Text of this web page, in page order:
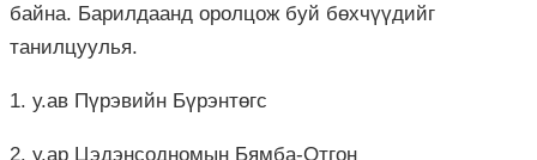
байна. Барилдаанд оролцож буй бөхчүүдийг
танилцуулья.
1. у.ав Пүрэвийн Бүрэнтөгс
2. у.ар Цэдэнсодномын Бямба-Отгон